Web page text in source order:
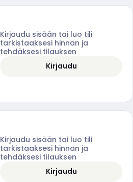
Kirjaudu sisään tai luo tili
tarkistaaksesi hinnan ja
tehdäksesi tilauksen
Kirjaudu
Kirjaudu sisään tai luo tili
tarkistaaksesi hinnan ja
tehdäksesi tilauksen
Kirjaudu